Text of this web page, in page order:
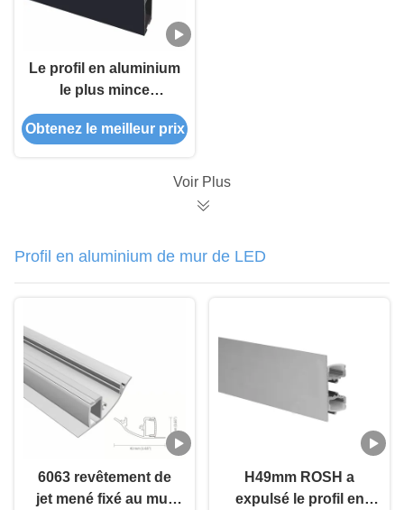
Le profil en aluminium
le plus mince
Width18mm a mené le
profil d'extrusion a
Obtenez le meilleur prix
Voir Plus
Profil en aluminium de mur de LED
6063 revêtement de
jet mené fixé au mur
H49mm ROSH a
expulsé le profil en